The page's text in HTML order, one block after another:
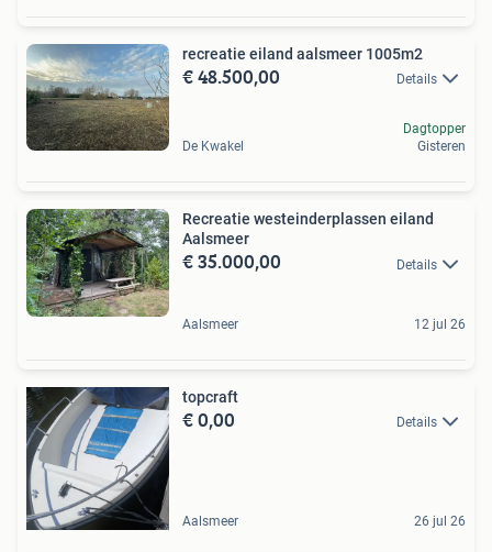
recreatie eiland aalsmeer 1005m2
€ 48.500,00 Details
De Kwakel
Dagtopper
Gisteren
Recreatie westeinderplassen eiland
Aalsmeer
€ 35.000,00 Details
Aalsmeer 12 jul 26
topcraft
€ 0,00 Details
Aalsmeer 26 jul 26